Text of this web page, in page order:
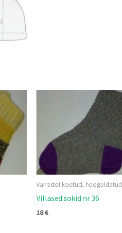
Varrastel kootud, heegeldatud
Villased sokid nr 36
18€